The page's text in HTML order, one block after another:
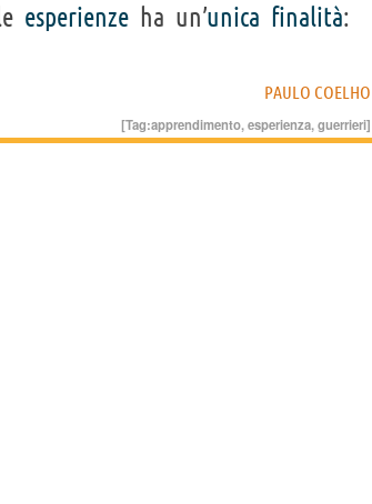
esperienze ha un’unica finalità:
PAULO COELHO
[Tag:apprendimento,esperienza,guerrieri]